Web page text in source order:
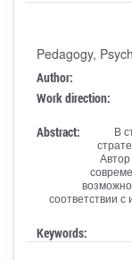
Pedagogy,
Author:
Work direction:
Abstract:
В
соответствии с
Keywords: